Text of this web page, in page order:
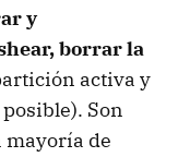
y
borrar la
activa y
posible). Son
mayoría de